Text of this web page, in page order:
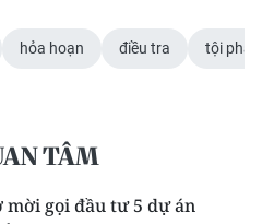
hỏa hoạn điều tra tội
TÂM
mời gọi đầu tư 5 dự án